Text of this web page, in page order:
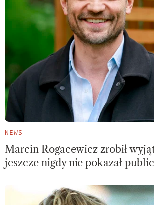
NEWS
Marcin Rogacewicz zrobił
jeszcze nigdy nie pokazał